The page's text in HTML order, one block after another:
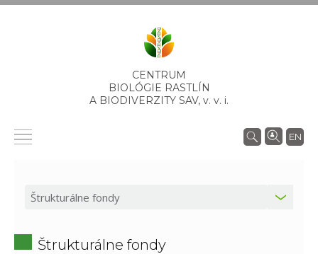
CENTRUM
BIOLÓGIE RASTLÍN
A BIODIVERZITY SAV, v. v. i.
EN
Štrukturálne fondy